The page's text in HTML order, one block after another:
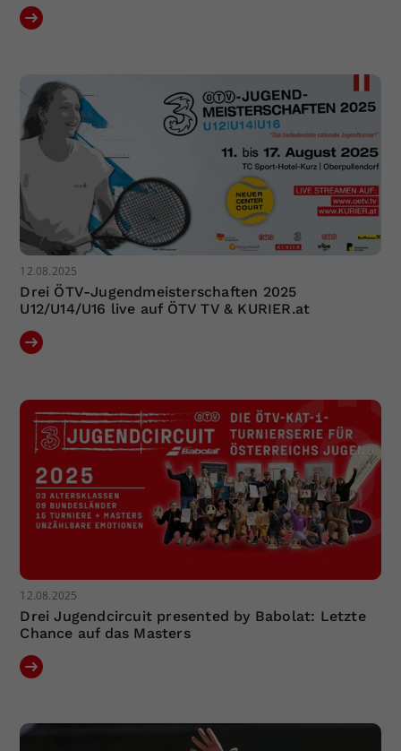
12.08.2025
Drei ÖTV-Jugendmeisterschaften 2025
U12/U14/U16 live auf ÖTV TV & KURIER.at
12.08.2025
Drei Jugendcircuit presented by Babolat: Letzte
Chance auf das Masters